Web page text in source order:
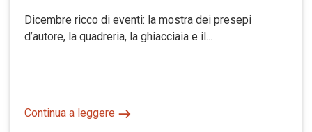
Dicembre ricco di eventi: la mostra dei presepi
d’autore, la quadreria, la ghiacciaia e il...
Continua a leggere